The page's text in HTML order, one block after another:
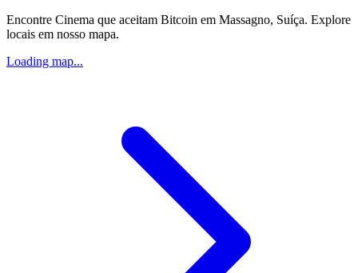
Encontre Cinema que aceitam Bitcoin em Massagno, Suíça. Explore
locais em nosso mapa.
Loading map...